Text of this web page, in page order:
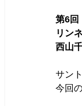
第6回
リン
西山
サン
今回